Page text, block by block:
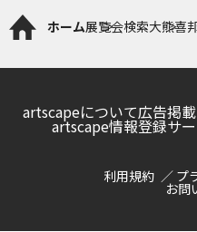
ホーム展覧会検索大熊喜
artscapeについて広告掲
artscape情報登録サ
利用規約 プ
お問